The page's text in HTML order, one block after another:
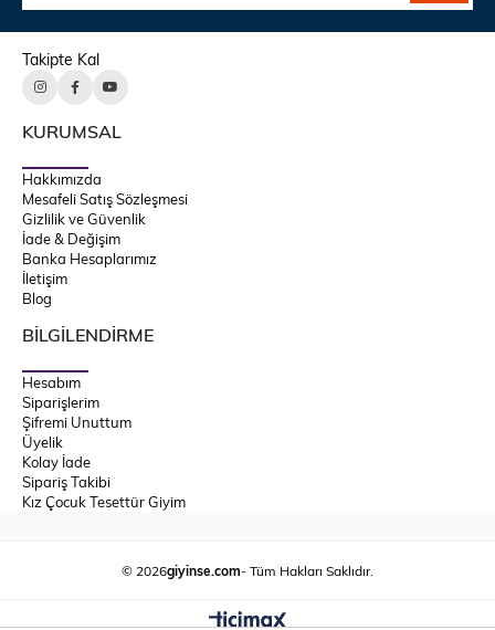
Takipte Kal
KURUMSAL
Hakkımızda
Mesafeli Satış Sözleşmesi
Gizlilik ve Güvenlik
İade & Değişim
Banka Hesaplarımız
İletişim
Blog
BİLGİLENDİRME
Hesabım
Siparişlerim
Şifremi Unuttum
Üyelik
Kolay İade
Sipariş Takibi
Kız Çocuk Tesettür Giyim
© 2026giyinse.com- Tüm Hakları Saklıdır.